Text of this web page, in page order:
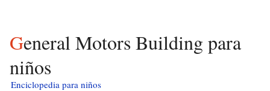
General Motors Building para
niños
Enciclopedia para niños